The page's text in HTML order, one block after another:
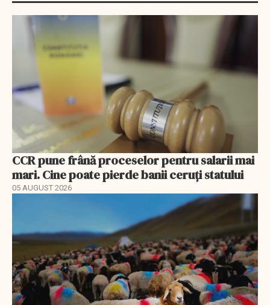
CCR pune frână proceselor pentru salarii mai
mari. Cine poate pierde banii ceruți statului
05 AUGUST 2026